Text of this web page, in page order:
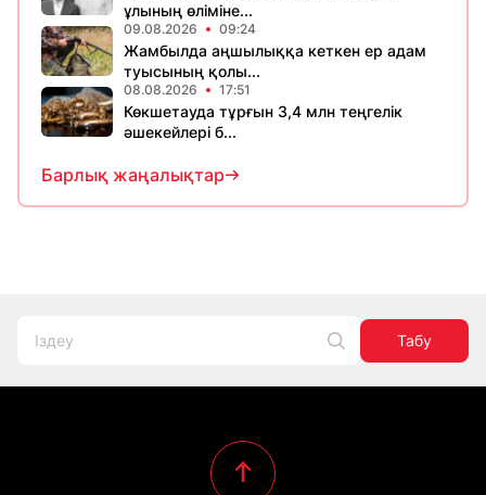
ұлының өліміне...
09.08.2026 09:24
Жамбылда аңшылыққа кеткен ер адам
туысының қолы...
08.08.2026 17:51
Көкшетауда тұрғын 3,4 млн теңгелік
әшекейлері б...
Барлық жаңалықтар
Табу